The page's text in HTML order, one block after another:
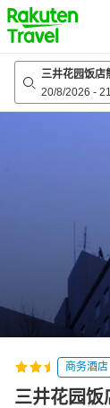
to
top
page
三井花园饭店
20/8/2026 -
商务酒店
三井花园饭